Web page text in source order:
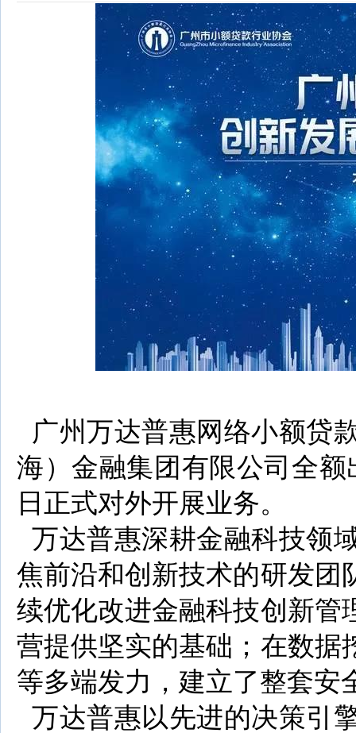
广州万达普惠网络小额贷
海）金融集团有限公司全额
日正式对外开展业务。
万达普惠深耕金融科技领
焦前沿和创新技术的研发团
续优化改进金融科技创新管
营提供坚实的基础；在数据
等多端发力，建立了整套安
万达普惠以先进的决策引